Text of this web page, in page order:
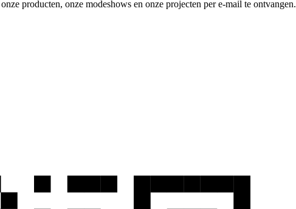
producten, onze modeshows en onze projecten per e-mail te ontvangen.